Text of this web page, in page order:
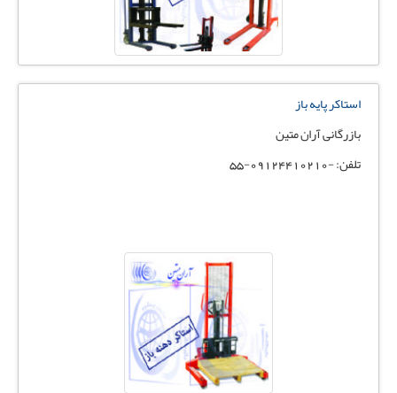
استاکر پایه باز
بازرگانی آران متین
تلفن: -09124410210-55